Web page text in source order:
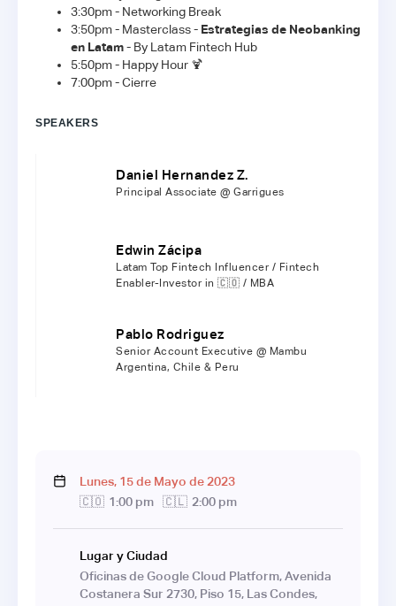
3:30pm - Networking Break
3:50pm - Masterclass - Estrategias de Neobanking
en Latam- By Latam Fintech Hub
5:50pm - Happy Hour 🍹
7:00pm - Cierre
SPEAKERS
Daniel Hernandez Z.
Principal Associate @ Garrigues
Edwin Zácipa
Latam Top Fintech Influencer / Fintech
Enabler-Investor in 🇨🇴 / MBA
Pablo Rodriguez
Senior Account Executive @ Mambu
Argentina, Chile & Peru
Lunes, 15de Mayo de2023
🇨🇴 1:00 pm 🇨🇱 2:00 pm
Lugar y Ciudad
Oficinas de Google Cloud Platform, Avenida
Costanera Sur 2730, Piso 15, Las Condes,